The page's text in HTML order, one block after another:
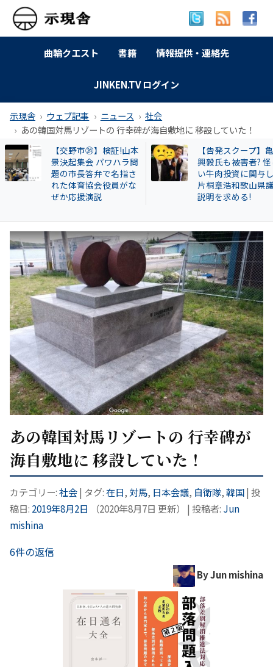
曲輪クエスト 書籍 情報提供・連絡先
JINKEN.TV ログイン
示現舎 ウェブ記事 ニュース
社会
あの韓国対馬リゾートの 行幸碑が海自敷地に 移設していた！
【交野市㉔】検証!山本
景決起集会 パワハラ問
題の市長答弁で名指さ
れた体育協会役員がな
ぜか応援演説
【告発スクープ】亀
興毅氏も被害者? 怪
い牛肉投資に関与し
片桐章浩和歌山県議
説明を求める!
あの韓国対馬リゾートの 行幸碑が
海自敷地に 移設していた！
カテゴリー:社会| タグ:在日, 対馬, 日本会議, 自衛隊,韓国| 投
稿日: 2019年8月2日 （2020年8月7日 更新） | 投稿者: Jun
mishina
6件の返信
By Jun mishina